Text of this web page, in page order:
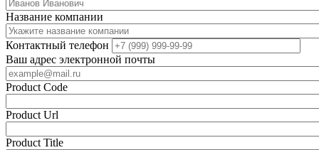
Название компании
Контактный телефон
Ваш адрес электронной почты
Product Code
Product Url
Product Title